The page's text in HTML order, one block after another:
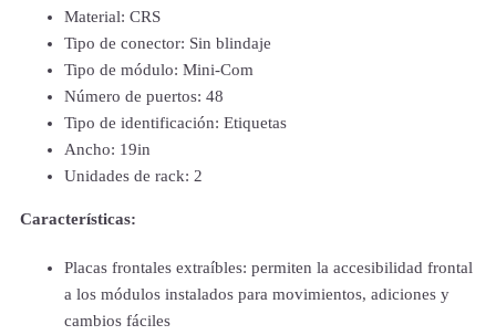
Material: CRS
Tipo de conector: Sin blindaje
Tipo de módulo: Mini-Com
Número de puertos: 48
Tipo de identificación: Etiquetas
Ancho: 19in
Unidades de rack: 2
Características:
Placas frontales extraíbles: permiten la accesibilidad frontal
a los módulos instalados para movimientos, adiciones y
cambios fáciles